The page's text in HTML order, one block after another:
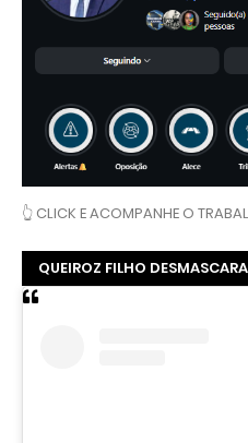
👆 CLICK E ACOMPANHE O
QUEIROZ FILHO